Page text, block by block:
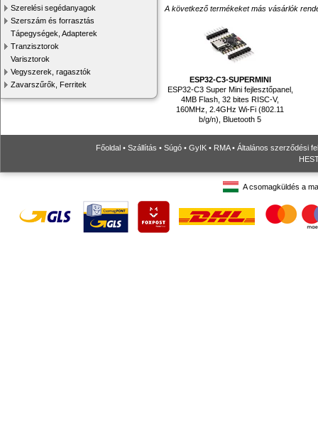
Szerelési segédanyagok
Szerszám és forrasztás
Tápegységek, Adapterek
Tranzisztorok
Varisztorok
Vegyszerek, ragasztók
Zavarszűrők, Ferritek
A következő termékeket más vásárlók
ESP32-C3-SUPERMINI
ESP32-C3 Super Mini fejlesztőpanel,
4MB Flash, 32 bites RISC-V,
160MHz, 2.4GHz Wi-Fi (802.11
b/g/n), Bluetooth 5
Főoldal • Szállítás • Súgó • GyIK • RMA• Általános szerződési
A csomagküldés a